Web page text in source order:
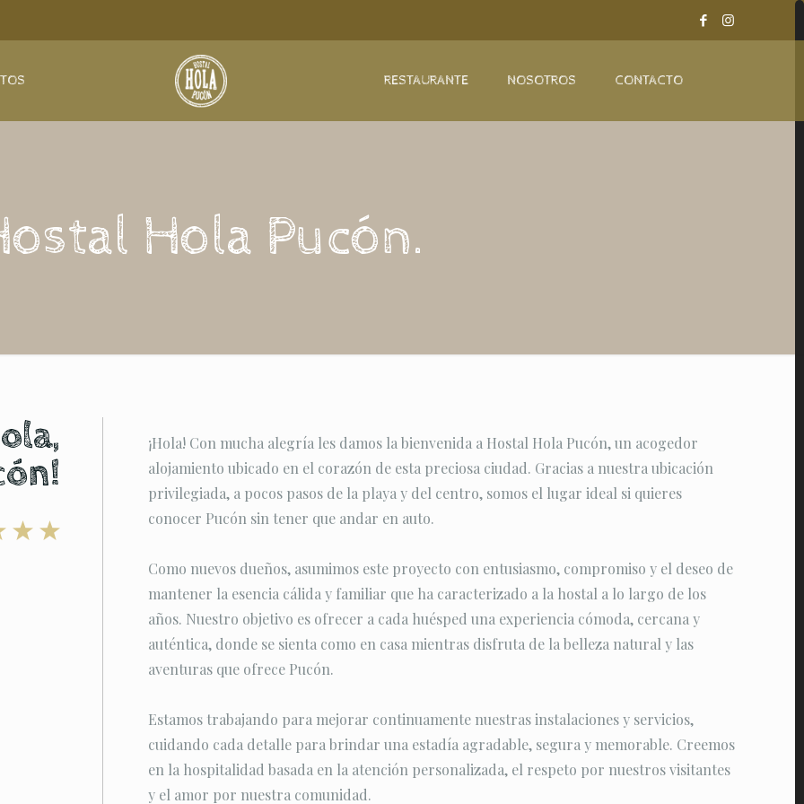
RESTAURANTE NOSOTROS CONTACTO
Hola Pucón.
¡Hola! Con mucha alegría les damos la bienvenida a Hostal Hola Pucón, un acogedor
alojamiento ubicado en el corazón de esta preciosa ciudad. Gracias a nuestra ubicación
privilegiada, a pocos pasos de la playa y del centro, somos el lugar ideal si quieres
conocer Pucón sin tener que andar en auto.
Como nuevos dueños, asumimos este proyecto con entusiasmo, compromiso y el deseo de
mantener la esencia cálida y familiar que ha caracterizado a la hostal a lo largo de los
años. Nuestro objetivo es ofrecer a cada huésped una experiencia cómoda, cercana y
auténtica, donde se sienta como en casa mientras disfruta de la belleza natural y las
aventuras que ofrece Pucón.
Estamos trabajando para mejorar continuamente nuestras instalaciones y servicios,
cuidando cada detalle para brindar una estadía agradable, segura y memorable. Creemos
en la hospitalidad basada en la atención personalizada, el respeto por nuestros visitantes
y el amor por nuestra comunidad.